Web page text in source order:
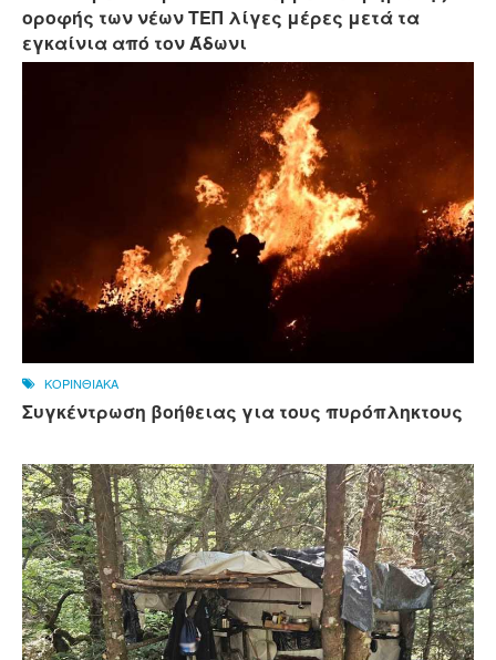
οροφής των νέων ΤΕΠ λίγες μέρες μετά τα
εγκαίνια από τον Άδωνι
ΚΟΡΙΝΘΙΑΚΑ
Συγκέντρωση βοήθειας για τους πυρόπληκτους